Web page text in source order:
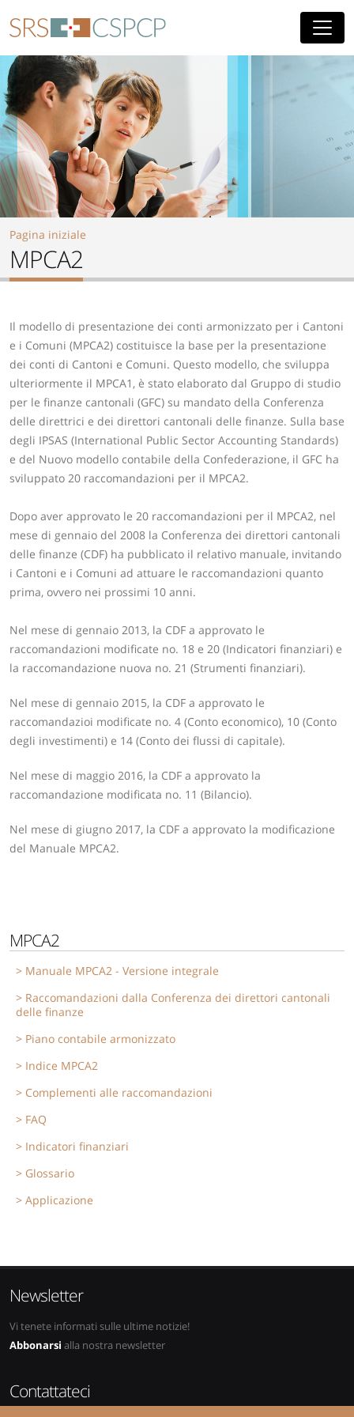
Pagina iniziale
MPCA2
Il modello di presentazione dei conti armonizzato per i Cantoni
e i Comuni (MPCA2) costituisce la base per la presentazione
dei conti di Cantoni e Comuni. Questo modello, che sviluppa
ulteriormente il MPCA1, è stato elaborato dal Gruppo di studio
per le finanze cantonali (GFC) su mandato della Conferenza
delle direttrici e dei direttori cantonali delle finanze. Sulla base
degli IPSAS (International Public Sector Accounting Standards)
e del Nuovo modello contabile della Confederazione, il GFC ha
sviluppato 20 raccomandazioni per il MPCA2.
Dopo aver approvato le 20 raccomandazioni per il MPCA2, nel
mese di gennaio del 2008 la Conferenza dei direttori cantonali
delle finanze (CDF) ha pubblicato il relativo manuale, invitando
i Cantoni e i Comuni ad attuare le raccomandazioni quanto
prima, ovvero nei prossimi 10 anni.
Nel mese di gennaio 2013, la CDF a approvato le
raccomandazioni modificate no. 18 e 20 (Indicatori finanziari) e
la raccomandazione nuova no. 21 (Strumenti finanziari).
Nel mese di gennaio 2015, la CDF a approvato le
raccomandazioi modificate no. 4 (Conto economico), 10 (Conto
degli investimenti) e 14 (Conto dei flussi di capitale).
Nel mese di maggio 2016, la CDF a approvato la
raccomandazione modificata no. 11 (Bilancio).
Nel mese di giugno 2017, la CDF a approvato la modificazione
del Manuale MPCA2.
MPCA2
Manuale MPCA2 - Versione integrale
Raccomandazioni dalla Conferenza dei direttori cantonali
delle finanze
Piano contabile armonizzato
Indice MPCA2
Complementi alle raccomandazioni
FAQ
Indicatori finanziari
Glossario
Applicazione
Newsletter
Vi tenete informati sulle ultime notizie!
Abbonarsi alla nostra newsletter
Contattateci